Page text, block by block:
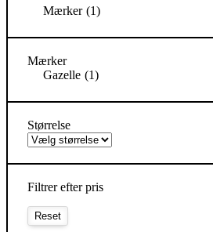
Mærker (1)
Mærker
Gazelle (1)
Størrelse
Filtrer efter pris